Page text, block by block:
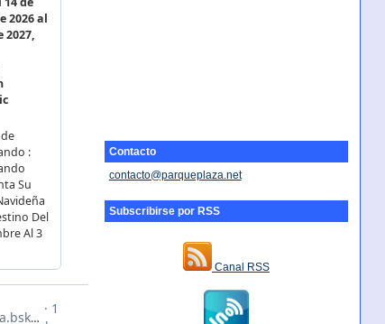
Contacto
contacto@parqueplaza.net
Subscribirse por RSS
Canal RSS